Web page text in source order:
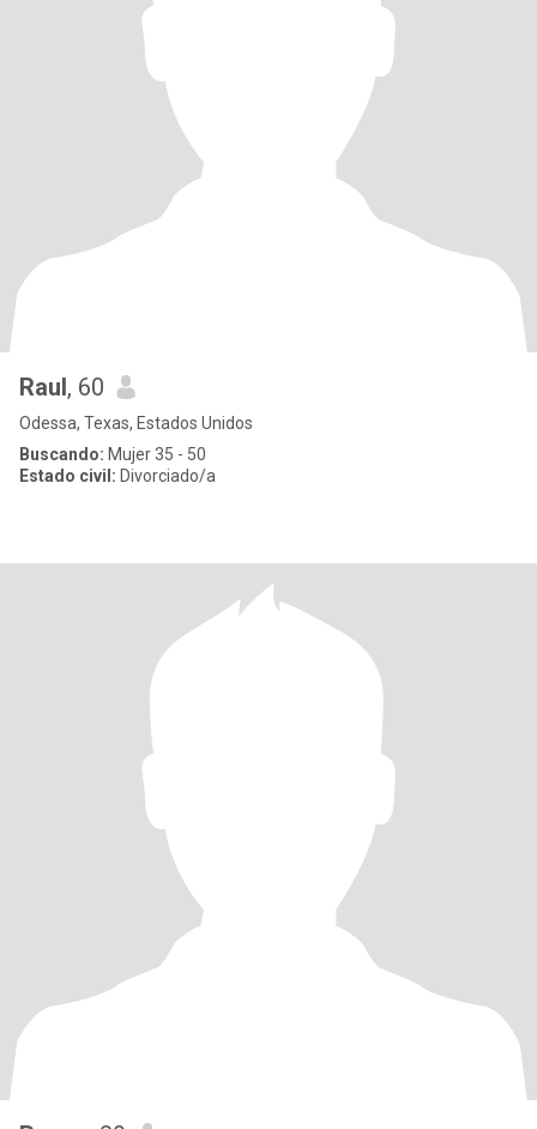
Raul, 60
Odessa, Texas, Estados Unidos
Buscando: Mujer 35 - 50
Estado civil: Divorciado/a